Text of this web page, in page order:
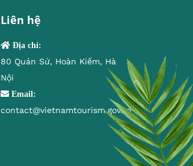
Liên hệ
Địa chỉ:
80 Quán Sứ, Hoàn Kiếm, Hà
Nội
Email:
contact@vietnamtourism.gov.vn